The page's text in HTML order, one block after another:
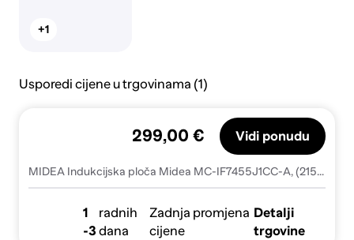
+1
Usporedi cijene u trgovinama (1)
MIDEA Indukcijska ploča Midea MC-IF7455J1CC-A, (21511185)
299,00 € Vidi ponudu
1
-3
radnih
dana
Zadnja promjena
cijene
Detalji
trgovine